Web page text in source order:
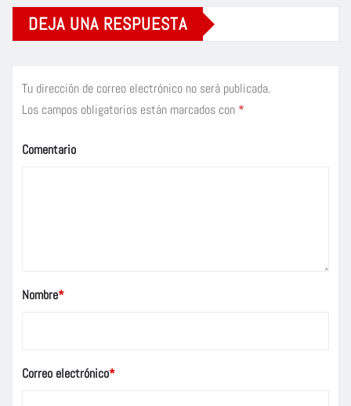
DEJA UNA RESPUESTA
Tu dirección de correo electrónico no será publicada.
Los campos obligatorios están marcados con *
Comentario
Nombre*
Correo electrónico*